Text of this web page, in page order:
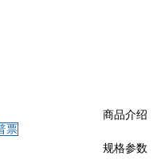
票
商品介绍
规格参数